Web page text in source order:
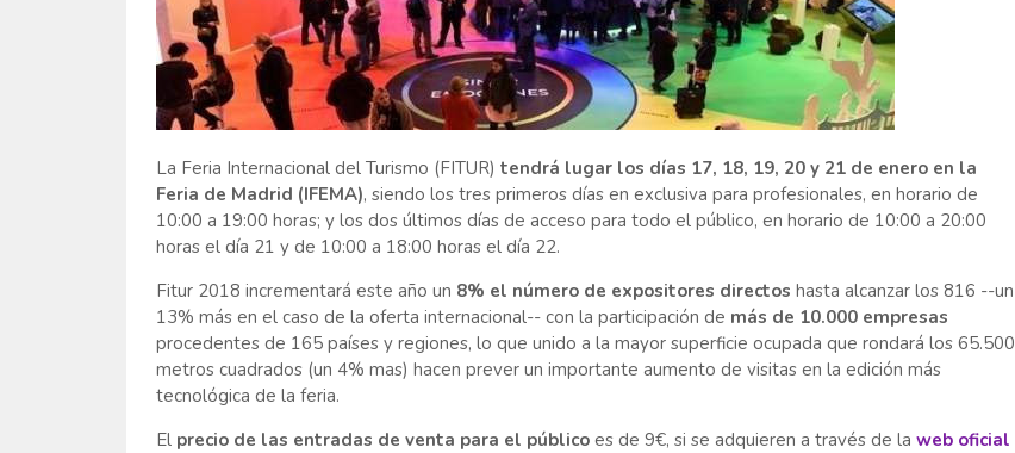
La Feria Internacional del Turismo (FITUR) tendrá lugar los días 17, 18, 19, 20 y 21 de enero en la
Feria de Madrid (IFEMA), siendo los tres primeros días en exclusiva para profesionales, en horario de
10:00 a 19:00 horas; y los dos últimos días de acceso para todo el público, en horario de 10:00 a 20:00
horas el día 21 y de 10:00 a 18:00 horas el día 22.
Fitur 2018 incrementará este año un 8% el número de expositores directos hasta alcanzar los 816 --un
13% más en el caso de la oferta internacional-- con la participación de más de 10.000 empresas
procedentes de 165 países y regiones, lo que unido a la mayor superficie ocupada que rondará los 65.500
metros cuadrados (un 4% mas) hacen prever un importante aumento de visitas en la edición más
tecnológica de la feria.
El precio de las entradas de venta para el públicoes de 9€, si se adquieren a través de la web oficial